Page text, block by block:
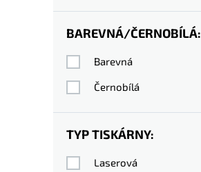
BAREVNÁ/ČERNOBÍLÁ:
Barevná
Černobílá
TYP TISKÁRNY:
Laserová